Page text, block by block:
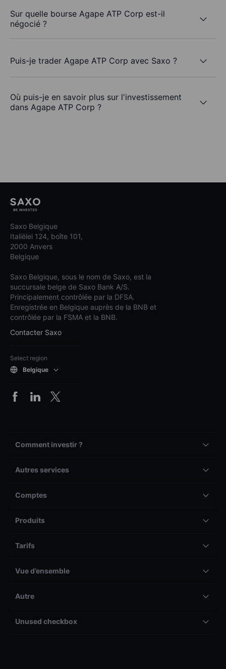
Sur quelle bourse Agape ATP Corp est-il
négocié ?
Puis-je trader Agape ATP Corp avec Saxo ?
Où puis-je en savoir plus sur l'investissement
dans Agape ATP Corp ?
Saxo Belgique
Italiëlei 124, boîte 101,
2000 Anvers
Belgique
Saxo Belgique, sous le nom de Saxo, est la
succursale belge de Saxo Bank A/S.
Principalement contrôlée par la DFSA.
Enregistrée en Belgique auprès de la BNB et
contrôlée par la FSMA et la BNB.
Contacter Saxo
Select region
Belgique
Comment investir ?
Autres services
Comptes
Produits
Tarifs
Vue d’ensemble
Autre
Unused checkbox